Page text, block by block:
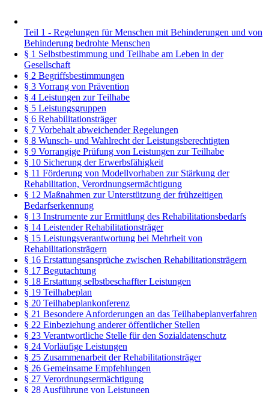
Teil 1 - Regelungen für Menschen mit Behinderungen und von
Behinderung bedrohte Menschen
§ 1 Selbstbestimmung und Teilhabe am Leben in der
Gesellschaft
§ 2 Begriffsbestimmungen
§ 3 Vorrang von Prävention
§ 4 Leistungen zur Teilhabe
§ 5 Leistungsgruppen
§ 6 Rehabilitationsträger
§ 7 Vorbehalt abweichender Regelungen
§ 8 Wunsch- und Wahlrecht der Leistungsberechtigten
§ 9 Vorrangige Prüfung von Leistungen zur Teilhabe
§ 10 Sicherung der Erwerbsfähigkeit
§ 11 Förderung von Modellvorhaben zur Stärkung der
Rehabilitation, Verordnungsermächtigung
§ 12 Maßnahmen zur Unterstützung der frühzeitigen
Bedarfserkennung
§ 13 Instrumente zur Ermittlung des Rehabilitationsbedarfs
§ 14 Leistender Rehabilitationsträger
§ 15 Leistungsverantwortung bei Mehrheit von
Rehabilitationsträgern
§ 16 Erstattungsansprüche zwischen Rehabilitationsträgern
§ 17 Begutachtung
§ 18 Erstattung selbstbeschaffter Leistungen
§ 19 Teilhabeplan
§ 20 Teilhabeplankonferenz
§ 21 Besondere Anforderungen an das Teilhabeplanverfahren
§ 22 Einbeziehung anderer öffentlicher Stellen
§ 23 Verantwortliche Stelle für den Sozialdatenschutz
§ 24 Vorläufige Leistungen
§ 25 Zusammenarbeit der Rehabilitationsträger
§ 26 Gemeinsame Empfehlungen
§ 27 Verordnungsermächtigung
§ 28 Ausführung von Leistungen